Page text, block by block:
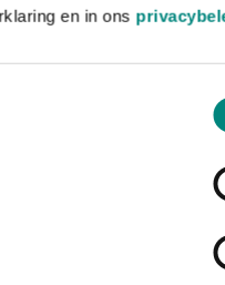
en in ons